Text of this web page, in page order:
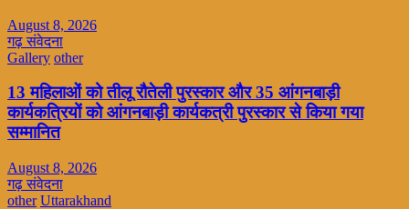
August 8, 2026
गढ़ संवेदना
Gallery other
13 महिलाओं को तीलू रौतेली पुरस्कार और 35 आंगनबाड़ी
कार्यकत्रियों को आंगनबाड़ी कार्यकत्री पुरस्कार से किया गया
सम्मानित
August 8, 2026
गढ़ संवेदना
other Uttarakhand